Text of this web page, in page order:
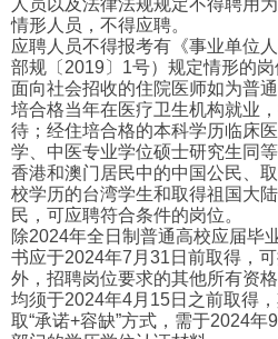
人员以及法律法规规定不得聘用
情形人员，不得应聘。
应聘人员不得报考有《事业单位
部规〔2019〕1号）规定情形的岗
面向社会招收的住院医师如为普
培合格当年在医疗卫生机构就业
待；经住培合格的本科学历临床
学、中医专业学位硕士研究生同等
香港和澳门居民中的中国公民、
校学历的台湾学生和取得祖国大
民，可应聘符合条件的岗位。
除2024年全日制普通高校应届毕
书应于2024年7月31日前取得，
外，招聘岗位要求的其他所有资
均须于2024年4月15日之前取得
取“承诺+容缺”方式，需于2024